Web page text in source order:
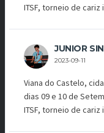
ITSF, torneio de
JUNIOR
2023-09-11
Viana do Castelo,
dias 09 e 10 de
ITSF, torneio de